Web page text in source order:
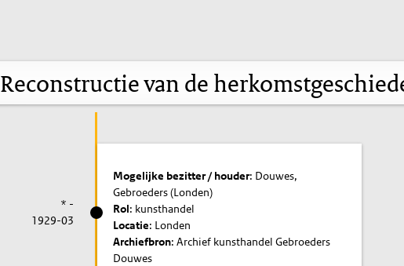
Reconstructie van de
* -
1929-03
Mogelijke bezitter / houder: Douwes,
Gebroeders (Londen)
Rol: kunsthandel
Locatie: Londen
Archiefbron: Archief kunsthandel Gebroeders
Douwes